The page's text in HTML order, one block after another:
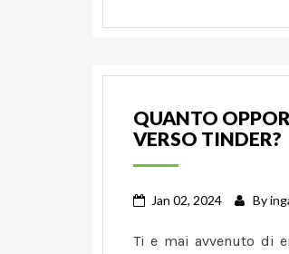
QUANTO
VERSO TINDER?
Jan 02, 2024 By
Ti e mai avvenuto di